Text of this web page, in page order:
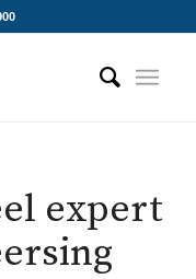
expert